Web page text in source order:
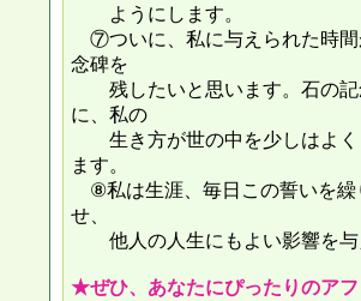
ようにします。
⑦ついに、私に与えられた時間
念碑を
残したいと思います。石の記
に、私の
生き方が世の中を少しはよく
ます。
⑧私は生涯、毎日この誓いを繰
せ、
他人の人生にもよい影響
★ぜひ、あなたにぴったりのア